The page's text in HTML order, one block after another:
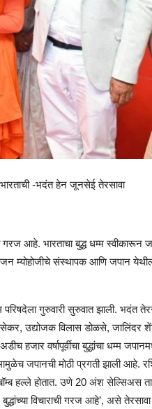
भारताची -भदंत हेन जूनसेई तेरसावा
गरज आहे. भारताचा बुद्ध धम्म स्वीकारून
म्योहोजीचे संस्थापक आणि जपान
परिषदेला गुरुवारी सुरुवात झाली. भदंत
उद्योजक विलास डोळसे, जालिंदर
हजार वर्षापूर्वीचा बुद्धांचा धम्म
जपानची मोठी प्रगती झाली आहे.
हल्ले होतात. उणे 20 अंश सेल्सिअस
विचाराची गरज आहे’, असे